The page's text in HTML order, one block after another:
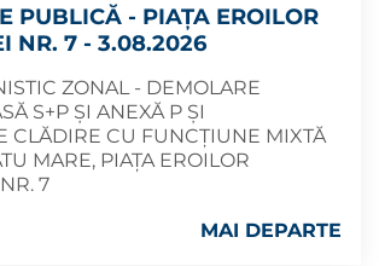
PUBLICĂ - PIAȚA EROILOR
NR. 7 - 3.08.2026
ZONAL - DEMOLARE
S+P ȘI ANEXĂ P ȘI
CLĂDIRE CU FUNCȚIUNE MIXTĂ
MARE, PIAȚA EROILOR
7
MAI DEPARTE